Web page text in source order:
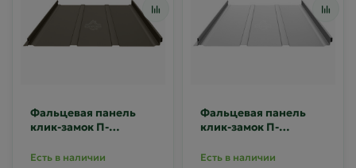
Фальцевая панель
клик-замок П-
Полиэстер RR-32
Есть в наличии
Фальцевая панель
клик-замок П-
оцинкованная Zn
Есть в наличии